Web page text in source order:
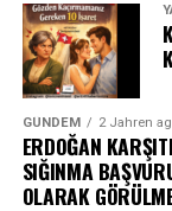
GÜNDEM 2 Jahren
ERDOĞAN
SIĞINMA
OLARAK